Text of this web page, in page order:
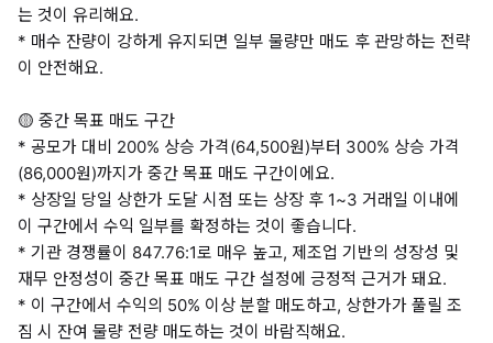
는 것이 유리해요.
* 매수 잔량이 강하게 유지되면 일부 물량만 매도 후 관망하는 전략
이 안전해요.
🟡 중간 목표 매도 구간
* 공모가 대비 200% 상승 가격(64,500원)부터 300% 상승 가격
(86,000원)까지가 중간 목표 매도 구간이에요.
* 상장일 당일 상한가 도달 시점 또는 상장 후 1~3 거래일 이내에
이 구간에서 수익 일부를 확정하는 것이 좋습니다.
* 기관 경쟁률이 847.76:1로 매우 높고, 제조업 기반의 성장성 및
재무 안정성이 중간 목표 매도 구간 설정에 긍정적 근거가 돼요.
* 이 구간에서 수익의 50% 이상 분할 매도하고, 상한가가 풀릴 조
짐 시 잔여 물량 전량 매도하는 것이 바람직해요.